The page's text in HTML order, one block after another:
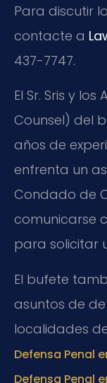
Para discutir
contacte a
437-7747.
El Sr. Sris y
Counsel) del
años de
enfrenta un
Condado de
comunicarse
para solicitar
El bufete
asuntos de
localidades
Defensa Penal
Defensa Penal